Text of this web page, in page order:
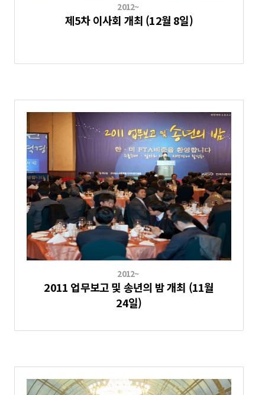
2012~
제5차 이사회 개최 (12월 8일)
2012~
2011 업무보고 및 송년의 밤 개최 (11월
24일)